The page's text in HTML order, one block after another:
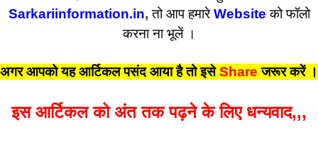
Sarkariinformation.in,तो आप हमारेWebsiteको फॉलो
करना ना भूलें ।
अगर आपको यह आर्टिकल पसंद आया है तो इसेShare जरूर करें ।
इस आर्टिकल को अंत तक पढ़ने के लिए धन्यवाद,,,